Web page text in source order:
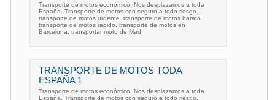
Transporte de motos económico. Nos desplazamos a toda
España. Transporte de motos con seguro a todo riesgo.
transporte de motos urgente. transporte de motos barato.
transporte de motos rapido. transporte de motos en
Barcelona. transportar moto de Mad
TRANSPORTE DE MOTOS TODA
ESPAÑA 1
Transporte de motos económico. Nos desplazamos a toda
España. Transporte de motos con seguro a todo riesgo.